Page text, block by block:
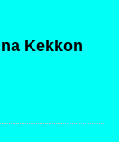
Kekkon